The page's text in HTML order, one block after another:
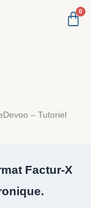
– Tutoriel
Factur-X